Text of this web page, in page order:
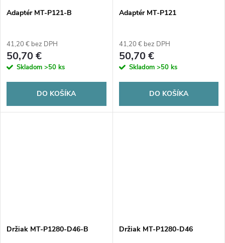
Adaptér MT-P121-B
41,20 € bez DPH
50,70 €
Skladom >50 ks
DO KOŠÍKA
Adaptér MT-P121
41,20 € bez DPH
50,70 €
Skladom >50 ks
DO KOŠÍKA
Držiak MT-P1280-D46-B Držiak MT-P1280-D46